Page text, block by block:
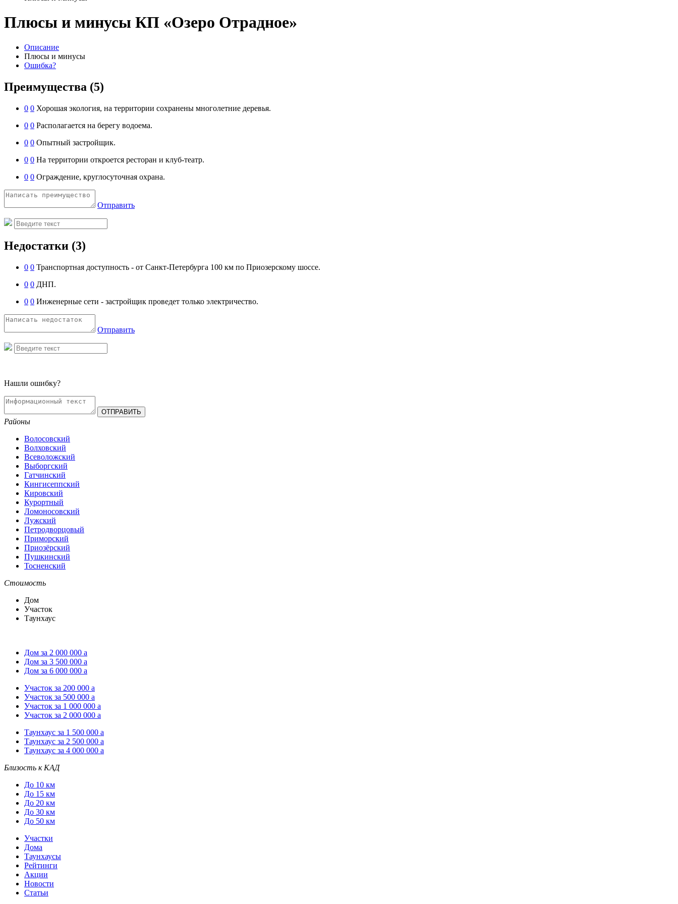
Плюсы и минусы КП «Озеро Отрадное»
Описание
Плюсы и минусы
Ошибка?
Преимущества (5)
0 0 Хорошая экология, на территории сохранены многолетние деревья.
0 0 Располагается на берегу водоема.
0 0 Опытный застройщик.
0 0 На территории откроется ресторан и клуб-театр.
0 0 Ограждение, круглосуточная охрана.
Отправить
Недостатки (3)
0 0 Транспортная доступность - от Санкт-Петербурга 100 км по Приозерскому шоссе.
0 0 ДНП.
0 0 Инженерные сети - застройщик проведет только электричество.
Отправить
Нашли ошибку?
Районы
Волосовский
Волховский
Всеволожский
Выборгский
Гатчинский
Кингисеппский
Кировский
Курортный
Ломоносовский
Лужский
Петродворцовый
Приморский
Приозёрский
Пушкинский
Тосненский
Стоимость
Дом
Участок
Таунхаус
Дом за 2 000 000 a
Дом за 3 500 000 a
Дом за 6 000 000 a
Участок за 200 000 a
Участок за 500 000 a
Участок за 1 000 000 a
Участок за 2 000 000 a
Таунхаус за 1 500 000 a
Таунхаус за 2 500 000 a
Таунхаус за 4 000 000 a
Близость к КАД
До 10 км
До 15 км
До 20 км
До 30 км
До 50 км
Участки
Дома
Таунхаусы
Рейтинги
Акции
Новости
Статьи